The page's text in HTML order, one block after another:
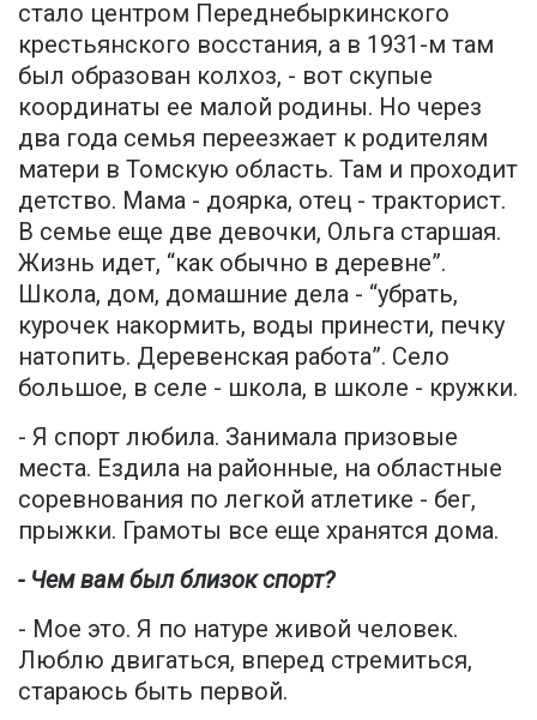
стало центром Переднебыркинского
крестьянского восстания, а в 1931-м там
был образован колхоз, - вот скупые
координаты ее малой родины. Но через
два года семья переезжает к родителям
матери в Томскую область. Там и проходит
детство. Мама - доярка, отец - тракторист.
В семье еще две девочки, Ольга старшая.
Жизнь идет, “как обычно в деревне”.
Школа, дом, домашние дела - “убрать,
курочек накормить, воды принести, печку
натопить. Деревенская работа”. Село
большое, в селе - школа, в школе - кружки.
- Я спорт любила. Занимала призовые
места. Ездила на районные, на областные
соревнования по легкой атлетике - бег,
прыжки. Грамоты все еще хранятся дома.
- Чем вам был близок спорт?
- Мое это. Я по натуре живой человек.
Люблю двигаться, вперед стремиться,
стараюсь быть первой.